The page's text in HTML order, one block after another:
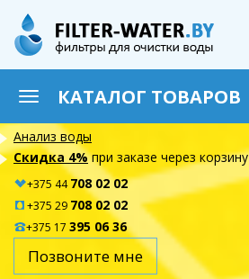
Перейти
основному
содержанию
ToggleКАТАЛОГ ТОВАРОВ
Анализ воды
Скидка 4%при заказе через корзину
+375 44708 02 02
+375 29 708 02 02
+375 17 395 06 36
Позвоните мне